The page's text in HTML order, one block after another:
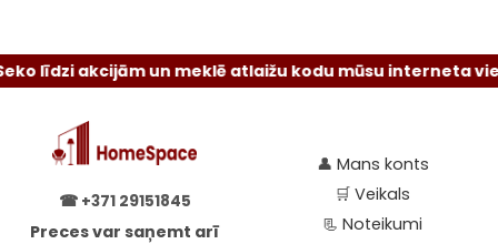
līdzi akcijām un meklē atlaižu kodu mūsu interneta
☎ +371 29151845
Preces var saņemt arī
👤 Mans konts
🛒Veikals
📃Noteikumi